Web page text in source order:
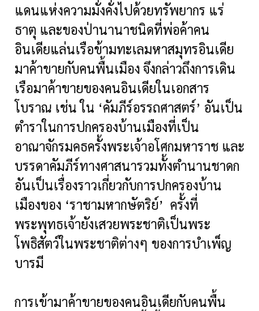
แดนแห่งความมั่งคั่งไปด้วยทรัพยากร แร่
ธาตุ และของป่านานาชนิดที่พ่อค้าคน
อินเดียแล่นเรือข้ามทะเลมหาสมุทรอินเดีย
มาค้าขายกับคนพื้นเมือง จึงกล่าวถึงการเดิน
เรือมาค้าขายของคนอินเดียในเอกสาร
โบราณ เช่น ใน ‘คัมภีร์อรรถศาสตร์’ อันเป็น
ตำราในการปกครองบ้านเมืองที่เป็น
อาณาจักรมคธครั้งพระเจ้าอโศกมหาราช และ
บรรดาคัมภีร์ทางศาสนารวมทั้งตำนานชาดก
อันเป็นเรื่องราวเกี่ยวกับการปกครองบ้าน
เมืองของ ‘ราชามหากษัตริย์’  ครั้งที่
พระพุทธเจ้ายังเสวยพระชาติเป็นพระ
โพธิสัตว์ในพระชาติต่างๆ ของการบำเพ็ญ
บารมี
การเข้ามาค้าขายของคนอินเดียกับคนพื้น